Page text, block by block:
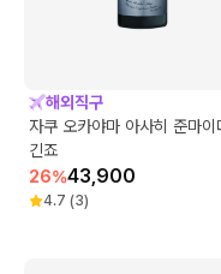
해외직구
자쿠 오카야마 아사히 준마이
긴죠
26%43,900
4.7 (3)